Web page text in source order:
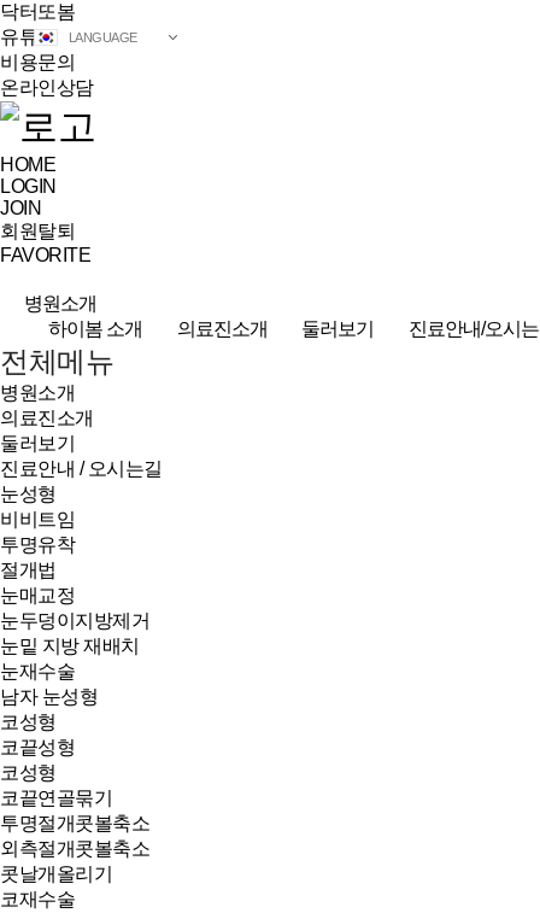
닥터또봄
유튜브
비용문의
온라인상담
LANGUAGE
HOME
LOGIN
JOIN
회원탈퇴
FAVORITE
병원소개
하이봄 소개
의료진소개 둘러보기 진료안내/오시
전체메뉴
병원소개
의료진소개
둘러보기
진료안내 / 오시는길
눈성형
비비트임
투명유착
절개법
눈매교정
눈두덩이지방제거
눈밑 지방 재배치
눈재수술
남자 눈성형
코성형
코끝성형
코성형
코끝연골묶기
투명절개콧볼축소
외측절개콧볼축소
콧날개올리기
코재수술